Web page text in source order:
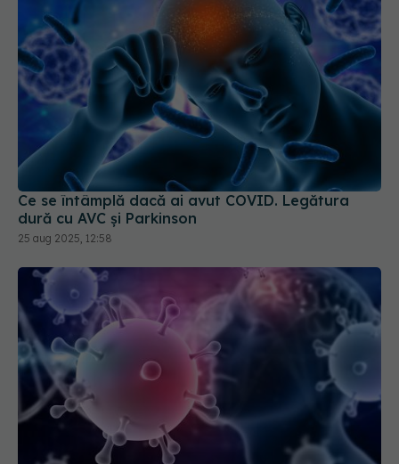
Ce se întâmplă dacă ai avut COVID. Legătura
dură cu AVC și Parkinson
25 aug 2025, 12:58